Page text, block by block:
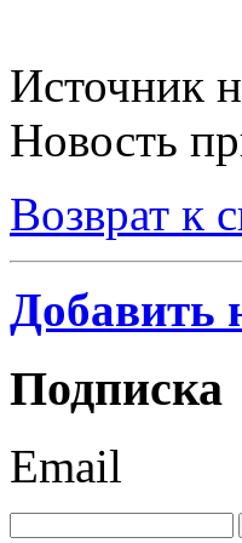
Источник
Новость
Возврат к
Добавить
Подписка
Email